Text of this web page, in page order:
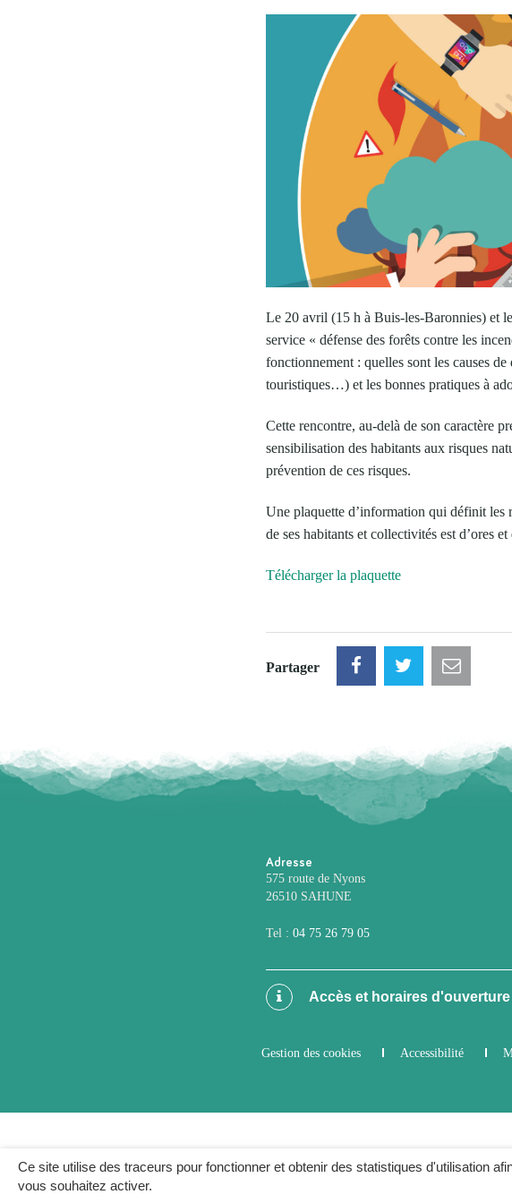
Ce site utilise des traceurs pour fonctionner et obtenir des statistiques d'utilisation
vous souhaitez activer.
Le 20 avril (15 h à Buis-les-Baronnies) et
service « défense des forêts contre les
fonctionnement : quelles sont les causes
touristiques…) et les bonnes pratiques à
Cette rencontre, au-delà de son caractère
sensibilisation des habitants aux risques
prévention de ces risques.
Une plaquette d’information qui définit les
de ses habitants et collectivités est d’ores
Télécharger la plaquette
Partager
Adresse
575 route de Nyons
26510 SAHUNE
Tel : 04 75 26 79 05
Accès et horaires d'ouverture
Gestion des cookies Accessibilité